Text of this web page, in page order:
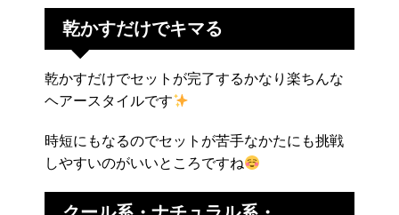
乾かすだけでキマる
乾かすだけでセットが完了するかなり楽ちんな
ヘアースタイルです
時短にもなるのでセットが苦手なかたにも挑戦
しやすいのがいいところですね